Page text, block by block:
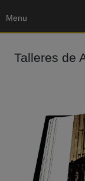
Menu
Talleres de